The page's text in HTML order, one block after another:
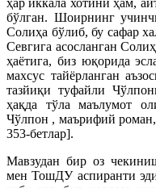
ҳар иккала хотини ҳам,
бўлган. Шоирнинг
Солиҳа бўлиб, бу сафар
Севгига асосланган
ҳаётига, биз юқорида
махсус тайёрланган
тазйиқи туфайли
ҳақда тўла маълумот
Чўлпон , маърифий
353-бетлар].
Мавзудан бир оз
мен ТошДУ аспиранти